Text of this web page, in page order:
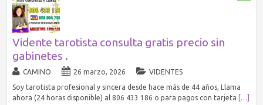
Vidente tarotista consulta gratis precio sin
gabinetes .
CAMINO 26 marzo, 2026
VIDENTES
Soy tarotista profesional y sincera desde hace más de 44 años, Llama
ahora (24 horas disponible) al 806 433 186 o para pagos con tarjeta
[…]